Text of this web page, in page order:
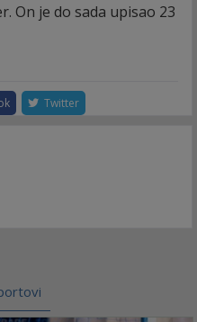
On je do sada upisao 23
Twitter